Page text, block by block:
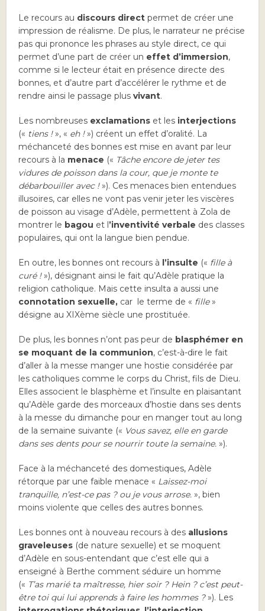
Le recours au discours direct permet de créer une
impression de réalisme. De plus, le narrateur ne précise
pas qui prononce les phrases au style direct, ce qui
permet d’une part de créer un effet d’immersion,
comme si le lecteur était en présence directe des
bonnes, et d’autre part d’accélérer le rythme et de
rendre ainsi le passage plusvivant.
Les nombreuses exclamations et les interjections
(« tiens !», « eh !») créent un effet d’oralité. La
méchanceté des bonnes est mise en avant par leur
recours à la menace (« Tâche encore de jeter tes
vidures de poisson dans la cour, que je monte te
débarbouiller avec !»). Ces menaces bien entendues
illusoires, car elles ne vont pas venir jeter les viscères
de poisson au visage d’Adèle, permettent à Zola de
montrer le bagou et l’inventivité verbale des classes
populaires, qui ont la langue bien pendue.
En outre, les bonnes ont recours à l’insulte (« fille à
curé !»), désignant ainsi le fait qu’Adèle pratique la
religion catholique. Mais cette insulta a aussi une
connotation sexuelle, car le terme de « fille»
désigne au XIXème siècle une prostituée.
De plus, les bonnes n’ont pas peur de blasphémer en
se moquant de la communion, c’est-à-dire le fait
d’aller à la messe manger une hostie considérée par
les catholiques comme le corps du Christ, fils de Dieu.
Elles associent le blasphème et l’insulte en plaisantant
qu’Adèle garde des morceaux d’hostie dans ses dents
à la messe du dimanche pour en manger tout au long
de la semaine suivante (« Vous savez, elle en garde
dans ses dents pour se nourrir toute la semaine.»).
Face à la méchanceté des domestiques, Adèle
rétorque par une faible menace « Laissez-moi
tranquille, n’est-ce pas ? ou je vous arrose. », bien
moins violente que celles des autres bonnes.
Les bonnes ont à nouveau recours à des allusions
graveleuses (de nature sexuelle) et se moquent
d’Adèle en sous-entendant que c’est elle qui a
enseigné à Berthe comment séduire un homme
(« T’as marié ta maîtresse, hier soir ? Hein ? c’est peut-
être toi qui lui apprends à faire les hommes ?»). Les